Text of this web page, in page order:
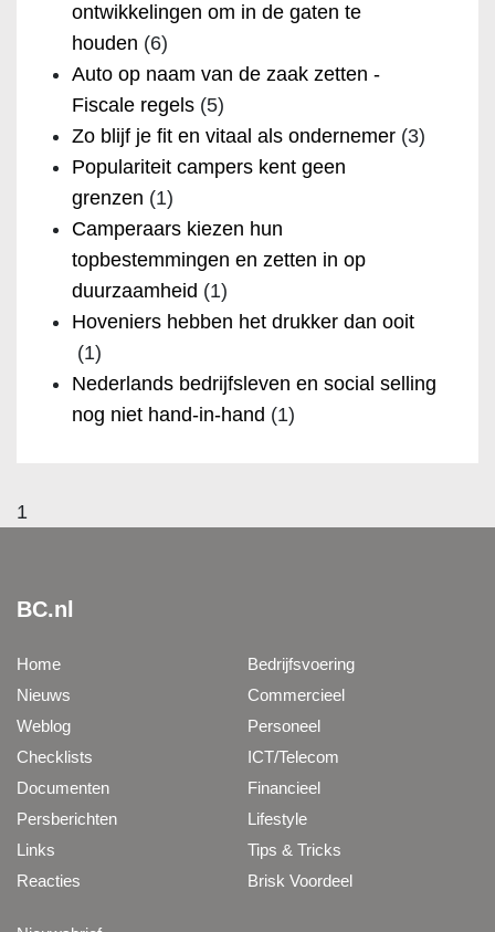
ontwikkelingen om in de gaten te
houden (6)
Auto op naam van de zaak zetten -
Fiscale regels (5)
Zo blijf je fit en vitaal als ondernemer (3)
Populariteit campers kent geen
grenzen (1)
Camperaars kiezen hun
topbestemmingen en zetten in op
duurzaamheid (1)
Hoveniers hebben het drukker dan ooit
(1)
Nederlands bedrijfsleven en social selling
nog niet hand-in-hand (1)
1
BC.nl
Home
Nieuws
Weblog
Checklists
Documenten
Persberichten
Links
Reacties
Bedrijfsvoering
Commercieel
Personeel
ICT/Telecom
Financieel
Lifestyle
Tips & Tricks
Brisk Voordeel